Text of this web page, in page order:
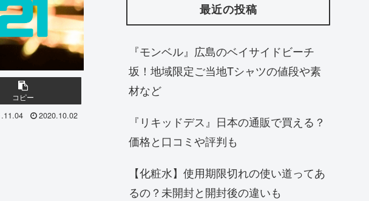
コピー
2020.10.02
最近の投稿
『モンベル』広島のベイサイドビーチ
坂！地域限定ご当地Tシャツの値段や素
材など
『リキッドデス』日本の通販で買える？
価格と口コミや評判も
【化粧水】使用期限切れの使い道ってあ
るの？未開封と開封後の違いも